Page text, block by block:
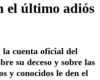
el último adiós
la cuenta oficial del
su deceso y sobre las
y conocidos le den el